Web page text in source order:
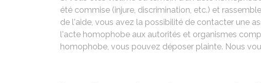
été commise (injure, discrimination, etc.) et
de l'aide, vous avez la possibilité de contacter une
l'acte homophobe aux autorités et organismes
homophobe, vous pouvez déposer plainte. Nous